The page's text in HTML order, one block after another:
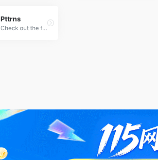
Pttrns
Check out the finest collection of design patterns, resources, mobile apps and inspiration